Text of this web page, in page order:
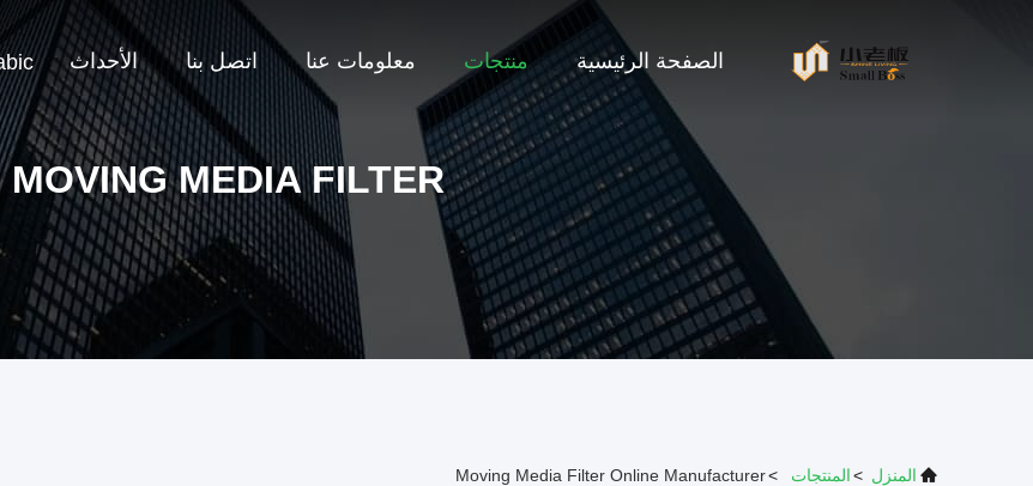
الصفحة الرئيسية منتجات معلومات عنا اتصل بنا الأحداث
MOVING MEDIA FILTER
المنزل >المنتجات >
Moving Media Filter Online Manufacturer